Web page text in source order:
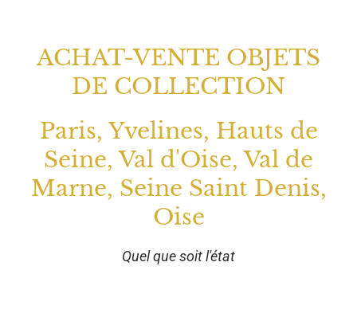
ACHAT-VENTE OBJETS
DE COLLECTION
Paris, Yvelines, Hauts de
Seine, Val d'Oise, Val de
Marne, Seine Saint Denis,
Oise
Quel que soit l'état